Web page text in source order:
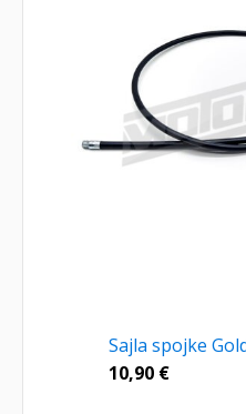
Sajla spojke
10,90 €